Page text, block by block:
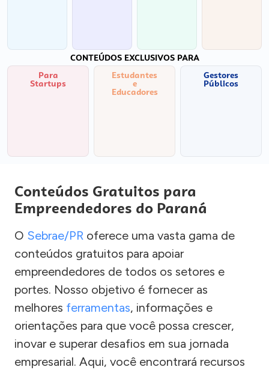
CONTEÚDOS EXCLUSIVOS PARA
Para
Startups
Estudantes
e
Educadores
Gestores
Públicos
Conteúdos Gratuitos para
Empreendedores do Paraná
O Sebrae/PR oferece uma vasta gama de
conteúdos gratuitos para apoiar
empreendedores de todos os setores e
portes. Nosso objetivo é fornecer as
melhores ferramentas, informações e
orientações para que você possa crescer,
inovar e superar desafios em sua jornada
empresarial. Aqui, você encontrará recursos